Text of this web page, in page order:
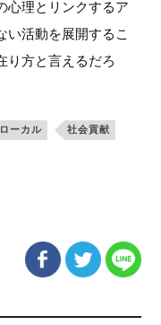
心理とリンクするア
い活動を展開するこ
り方と言えるだろ
ローカル 社会貢献